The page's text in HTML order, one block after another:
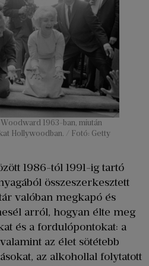
1963-ban, miután
Hollywoodban. / Fotó: Getty
1986-tól 1991-ig tartó
összeszerkesztett
valóban megkapó és
arról, hogyan élte meg
és a fordulópontokat: a
az élet sötétebb
az alkohollal folytatott